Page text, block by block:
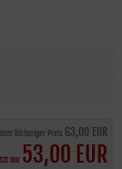
bisheriger Preis 63,00 EUR
nur 53,00 EUR